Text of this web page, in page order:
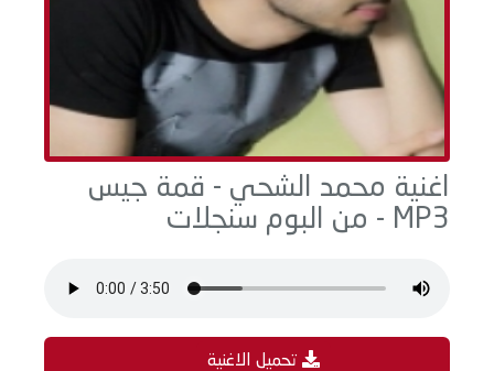
اغنية محمد الشحي - قمة جيس
MP3 - من البوم سنجلات
تحميل الاغنية